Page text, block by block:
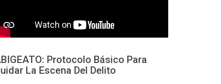
Protocolo Básico Para
La Escena Del Delito